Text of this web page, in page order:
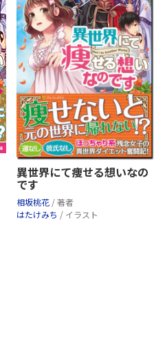
異世界にて痩せる想いなの
です
相坂桃花 / 著者
はたけみち / イラスト